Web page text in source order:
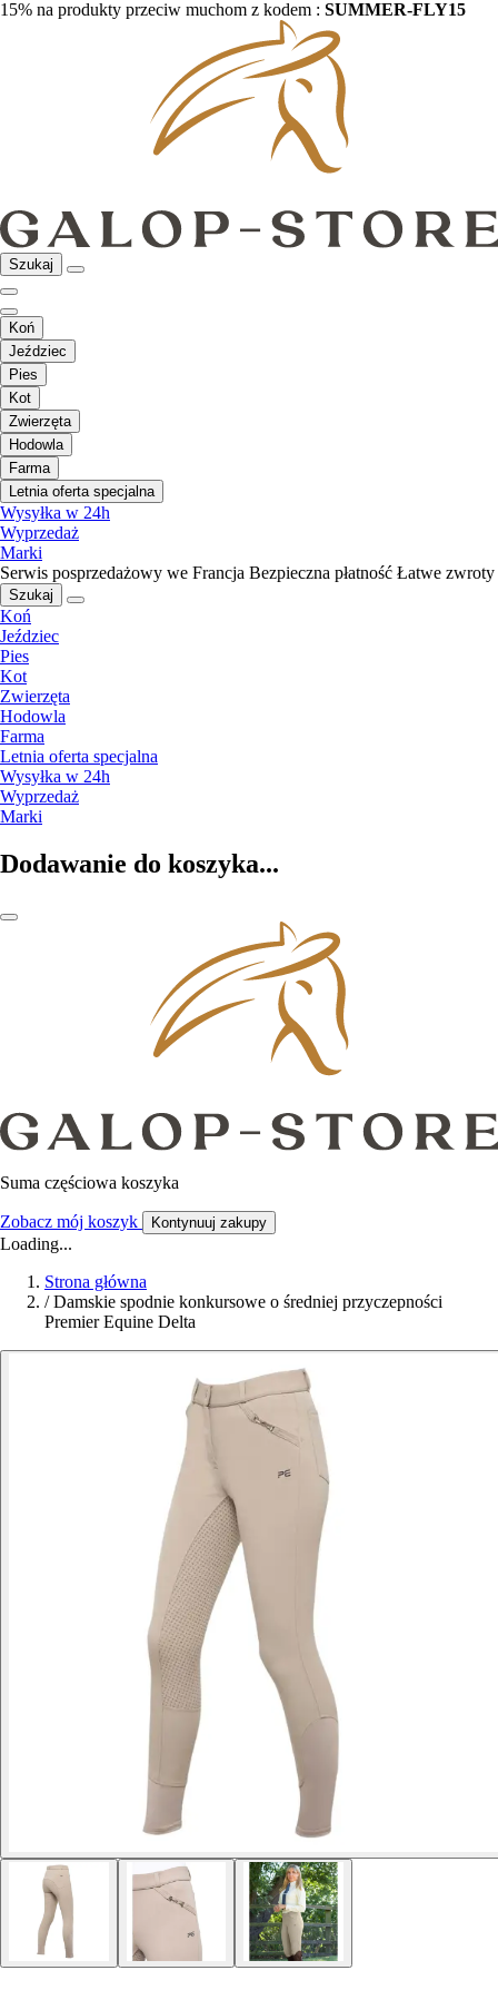
15% na produkty przeciw muchom z kodem : SUMMER-FLY15
Szukaj
Koń
Jeździec
Pies
Kot
Zwierzęta
Hodowla
Farma
Letnia oferta specjalna
Wysyłka w 24h
Wyprzedaż
Marki
Serwis posprzedażowy we Francja Bezpieczna płatność Łatwe zwroty
Szukaj
Koń
Jeździec
Pies
Kot
Zwierzęta
Hodowla
Farma
Letnia oferta specjalna
Wysyłka w 24h
Wyprzedaż
Marki
Dodawanie do koszyka...
Suma częściowa koszyka
Zobacz mój koszyk Kontynuuj zakupy
Loading...
Strona główna
/ Damskie spodnie konkursowe o średniej przyczepności
Premier Equine Delta